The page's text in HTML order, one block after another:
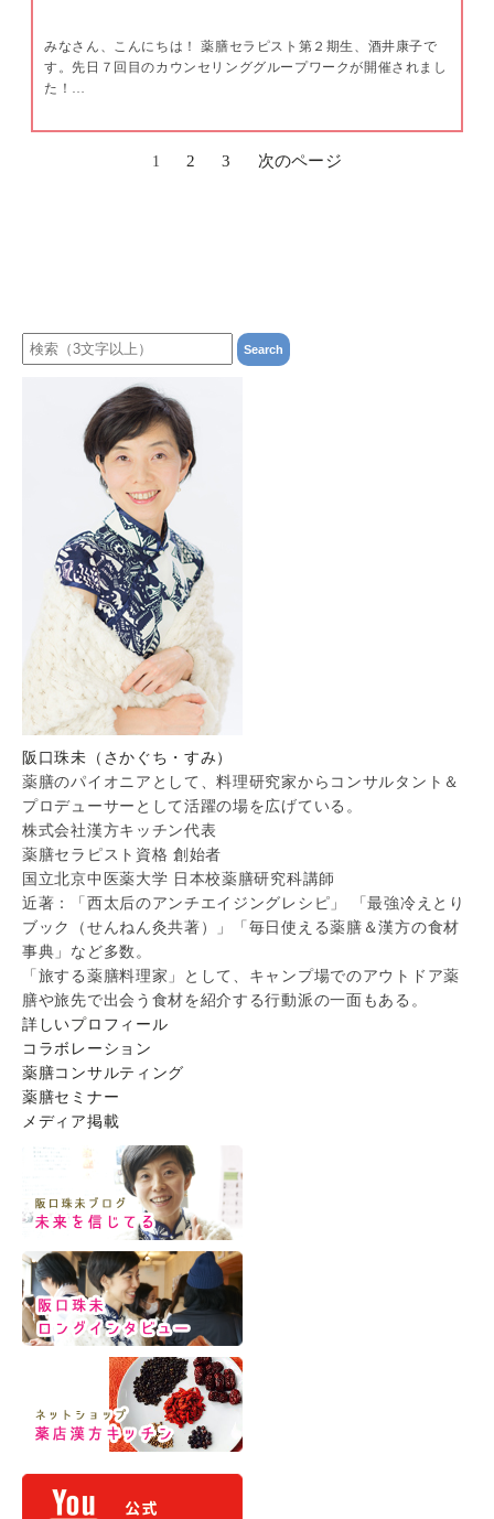
みなさん、こんにちは！ 薬膳セラピスト第２期生、酒井康子で
す。先日７回目のカウンセリンググループワークが開催されまし
た！…
1 2 3 次のページ
阪口珠未（さかぐち・すみ）
薬膳のパイオニアとして、料理研究家からコンサルタント＆
プロデューサーとして活躍の場を広げている。
株式会社漢方キッチン代表
薬膳セラピスト資格 創始者
国立北京中医薬大学 日本校薬膳研究科講師
近著：「西太后のアンチエイジングレシピ」 「最強冷えとり
ブック（せんねん灸共著）」「毎日使える薬膳＆漢方の食材
事典」など多数。
「旅する薬膳料理家」として、キャンプ場でのアウトドア薬
膳や旅先で出会う食材を紹介する行動派の一面もある。
詳しいプロフィール
コラボレーション
薬膳コンサルティング
薬膳セミナー
メディア掲載